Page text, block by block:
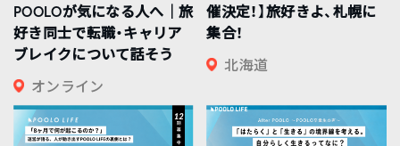
POOLOが気になる人へ｜旅
好き同士で転職・キャリア
ブレイクについて話そう
オンライン
催決定！】旅好きよ、札幌に
集合！
北海道